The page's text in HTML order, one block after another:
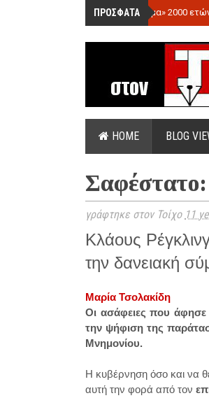
ΠΡΟΣΦΑΤΑ
»«Ολόγραμμα» 2000
HOME BLOG
γράφτηκε στον Τοίχο 11
Κλάους
την δανειακή
Μαρία Τσολακίδη
Οι ασάφειες που άφησε
την ψήφιση της
Μνημονίου.
Η κυβέρνηση όσο και να
αυτή την φορά από τον